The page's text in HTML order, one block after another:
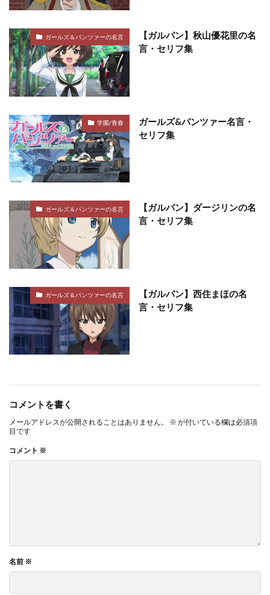
ガールズ＆パンツァーの名言
【ガルパン】秋山優花里の名
言・セリフ集
学園/青春
ガールズ&パンツァー名言・
セリフ集
ガールズ＆パンツァーの名言
【ガルパン】ダージリンの名
言・セリフ集
ガールズ＆パンツァーの名言
【ガルパン】西住まほの名
言・セリフ集
コメントを書く
メールアドレスが公開されることはありません。 ※ が付いている欄は必須項
目です
コメント ※
名前 ※